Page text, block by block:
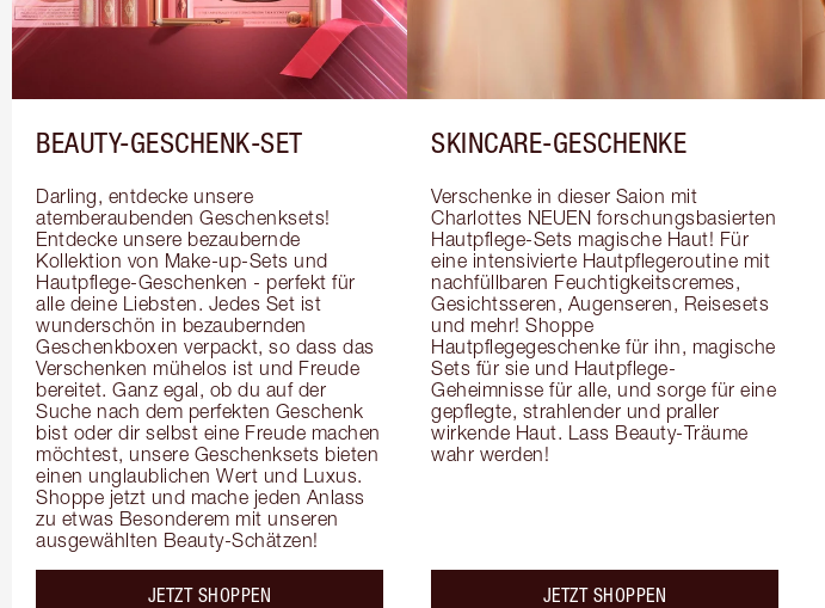
BEAUTY-GESCHENK-SET
Darling, entdecke unsere
atemberaubenden Geschenksets!
Entdecke unsere bezaubernde
Kollektion von Make-up-Sets und
Hautpflege-Geschenken - perfekt für
alle deine Liebsten. Jedes Set ist
wunderschön in bezaubernden
Geschenkboxen verpackt, so dass das
Verschenken mühelos ist und Freude
bereitet. Ganz egal, ob du auf der
Suche nach dem perfekten Geschenk
bist oder dir selbst eine Freude machen
möchtest, unsere Geschenksets bieten
einen unglaublichen Wert und Luxus.
Shoppe jetzt und mache jeden Anlass
zu etwas Besonderem mit unseren
ausgewählten Beauty-Schätzen!
JETZT SHOPPEN
SKINCARE-GESCHENKE
Verschenke in dieser Saion mit
Charlottes NEUEN forschungsbasierten
Hautpflege-Sets magische Haut! Für
eine intensivierte Hautpflegeroutine mit
nachfüllbaren Feuchtigkeitscremes,
Gesichtsseren, Augenseren, Reisesets
und mehr! Shoppe
Hautpflegegeschenke für ihn, magische
Sets für sie und Hautpflege-
Geheimnisse für alle, und sorge für eine
gepflegte, strahlender und praller
wirkende Haut. Lass Beauty-Träume
wahr werden!
JETZT SHOPPEN